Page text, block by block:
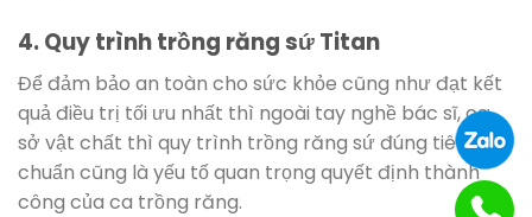
4. Quy trình trồng răng sứ Titan
Để đảm bảo an toàn cho sức khỏe cũng như đạt kết
quả điều trị tối ưu nhất thì ngoài tay nghề bác sĩ, cơ
sở vật chất thì quy trình trồng răng sứ đúng tiêu
chuẩn cũng là yếu tố quan trọng quyết định thành
công của ca trồng răng.